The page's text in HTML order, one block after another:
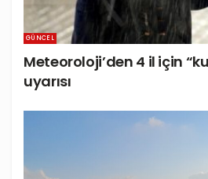
GÜNCEL
Meteoroloji’den 4 il için
uyarısı